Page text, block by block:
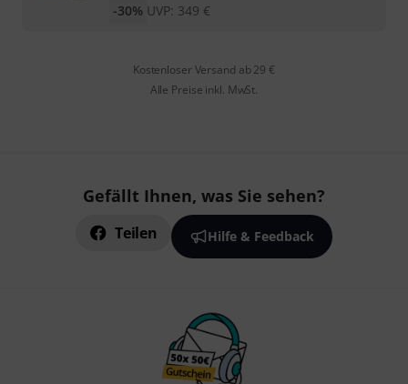
UVP: 349 €
-30%
Kostenloser Versand ab 29 €
Alle Preise inkl. MwSt.
Gefällt Ihnen, was Sie sehen?
Teilen Hilfe & Feedback